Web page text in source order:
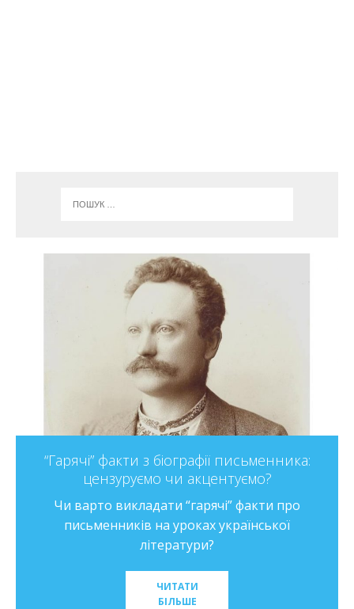
“Гарячі” факти з біографії письменника:
цензуруємо чи акцентуємо?
Чи варто викладати “гарячі” факти про
письменників на уроках української
літератури?
ЧИТАТИ
БІЛЬШЕ